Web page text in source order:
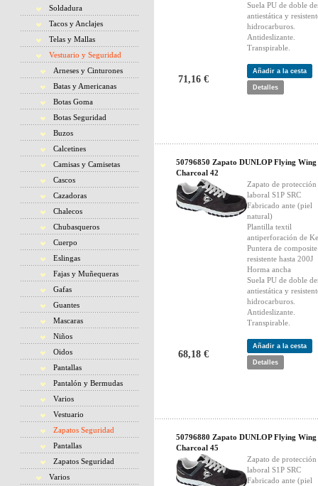
Soldadura
Tacos y Anclajes
Telas y Mallas
Vestuario y Seguridad
Arneses y Cinturones
Batas y Americanas
Botas Goma
Botas Seguridad
Buzos
Calcetines
Camisas y Camisetas
Cascos
Cazadoras
Chalecos
Chubasqueros
Cuerpo
Eslingas
Fajas y Muñequeras
Gafas
Guantes
Mascaras
Niños
Oidos
Pantallas
Pantalón y Bermudas
Varios
Vestuario
Zapatos Seguridad
Pantallas
Zapatos Seguridad
Varios
Suela PU de doble
antiestática y
hidrocarburos.
Antideslizante.
Transpirable.
71,16 €
Añadir a la cesta
Detalles
50796850 Zapato DUNLOP Flying Wing
Charcoal 42
Zapato de protección
laboral S1P SRC
Fabricado ante (piel
natural)
Plantilla textil
antiperforación de
Puntera de composite
resistente hasta 200J
Horma ancha
Suela PU de doble
antiestática y
hidrocarburos.
Antideslizante.
Transpirable.
68,18 €
Añadir a la cesta
Detalles
50796880 Zapato DUNLOP Flying Wing
Charcoal 45
Zapato de protección
laboral S1P SRC
Fabricado ante (piel